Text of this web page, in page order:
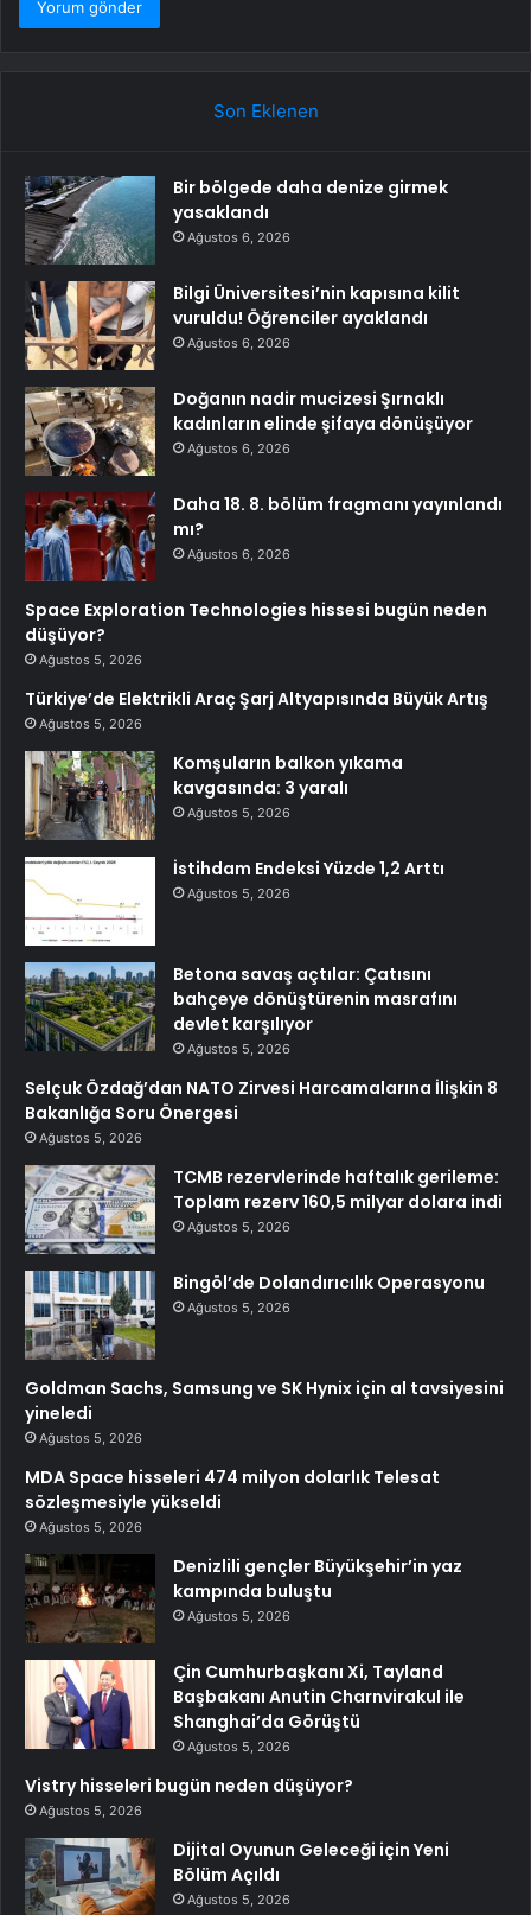
Son Eklenen
Bir bölgede daha denize girmek
yasaklandı
Ağustos 6, 2026
Bilgi Üniversitesi’nin kapısına kilit
vuruldu! Öğrenciler ayaklandı
Ağustos 6, 2026
Doğanın nadir mucizesi Şırnaklı
kadınların elinde şifaya dönüşüyor
Ağustos 6, 2026
Daha 18. 8. bölüm fragmanı yayınlandı
mı?
Ağustos 6, 2026
Space Exploration Technologies hissesi bugün neden
düşüyor?
Ağustos 5, 2026
Türkiye’de Elektrikli Araç Şarj Altyapısında Büyük Artış
Ağustos 5, 2026
Komşuların balkon yıkama
kavgasında: 3 yaralı
Ağustos 5, 2026
İstihdam Endeksi Yüzde 1,2 Arttı
Ağustos 5, 2026
Betona savaş açtılar: Çatısını
bahçeye dönüştürenin masrafını
devlet karşılıyor
Ağustos 5, 2026
Selçuk Özdağ’dan NATO Zirvesi Harcamalarına İlişkin 8
Bakanlığa Soru Önergesi
Ağustos 5, 2026
TCMB rezervlerinde haftalık gerileme:
Toplam rezerv 160,5 milyar dolara indi
Ağustos 5, 2026
Bingöl’de Dolandırıcılık Operasyonu
Ağustos 5, 2026
Goldman Sachs, Samsung ve SK Hynix için al tavsiyesini
yineledi
Ağustos 5, 2026
MDA Space hisseleri 474 milyon dolarlık Telesat
sözleşmesiyle yükseldi
Ağustos 5, 2026
Denizlili gençler Büyükşehir’in yaz
kampında buluştu
Ağustos 5, 2026
Çin Cumhurbaşkanı Xi, Tayland
Başbakanı Anutin Charnvirakul ile
Shanghai’da Görüştü
Ağustos 5, 2026
Vistry hisseleri bugün neden düşüyor?
Ağustos 5, 2026
Dijital Oyunun Geleceği için Yeni
Bölüm Açıldı
Ağustos 5, 2026